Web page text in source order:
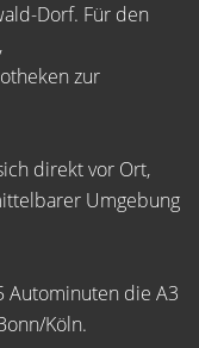
Dorf. Für den
zur
direkt vor Ort,
Umgebung
Autominuten die A3
Köln.